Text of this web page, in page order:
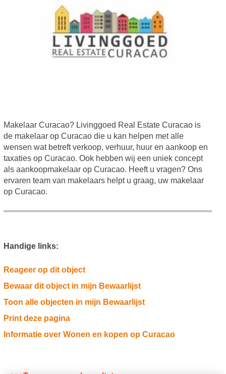
Makelaar Curacao? Livinggoed Real Estate Curacao is
de makelaar op Curacao die u kan helpen met alle
wensen wat betreft verkoop, verhuur, huur en aankoop en
taxaties op Curacao. Ook hebben wij een uniek concept
als aankoopmakelaar op Curacao. Heeft u vragen? Ons
ervaren team van makelaars helpt u graag, uw makelaar
op Curacao.
Handige links:
Reageer op dit object
Bewaar dit object in mijn Bewaarlijst
Toon alle objecten in mijn Bewaarlijst
Print deze pagina
Informatie over Wonen en kopen op Curacao